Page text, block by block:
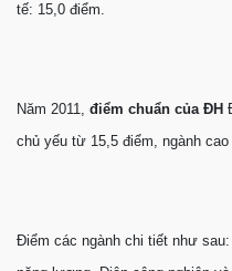
tế: 15,0 điểm.
Năm 2011, điểm chuẩn của ĐH
chủ yếu từ 15,5 điểm, ngành
Điểm các ngành chi tiết như